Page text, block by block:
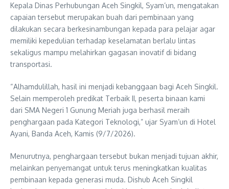
Kepala Dinas Perhubungan Aceh Singkil, Syam’un, mengatakan
capaian tersebut merupakan buah dari pembinaan yang
dilakukan secara berkesinambungan kepada para pelajar agar
memiliki kepedulian terhadap keselamatan berlalu lintas
sekaligus mampu melahirkan gagasan inovatif di bidang
transportasi.
“Alhamdulillah, hasil ini menjadi kebanggaan bagi Aceh Singkil.
Selain memperoleh predikat Terbaik II, peserta binaan kami
dari SMA Negeri 1 Gunung Meriah juga berhasil meraih
penghargaan pada Kategori Teknologi,” ujar Syam’un di Hotel
Ayani, Banda Aceh, Kamis (9/7/2026).
Menurutnya, penghargaan tersebut bukan menjadi tujuan akhir,
melainkan penyemangat untuk terus meningkatkan kualitas
pembinaan kepada generasi muda. Dishub Aceh Singkil